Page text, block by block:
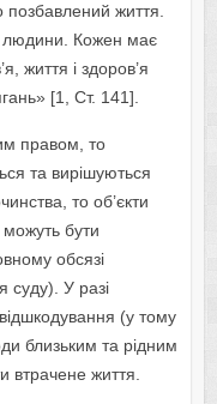
позбавлений життя.
людини. Кожен має
життя і здоров’я
[1, Ст. 141].
правом, то
та вирішуються
то об’єкти
бути
обсязі
суду). У разі
(у тому
близьким та рідним
втрачене життя.